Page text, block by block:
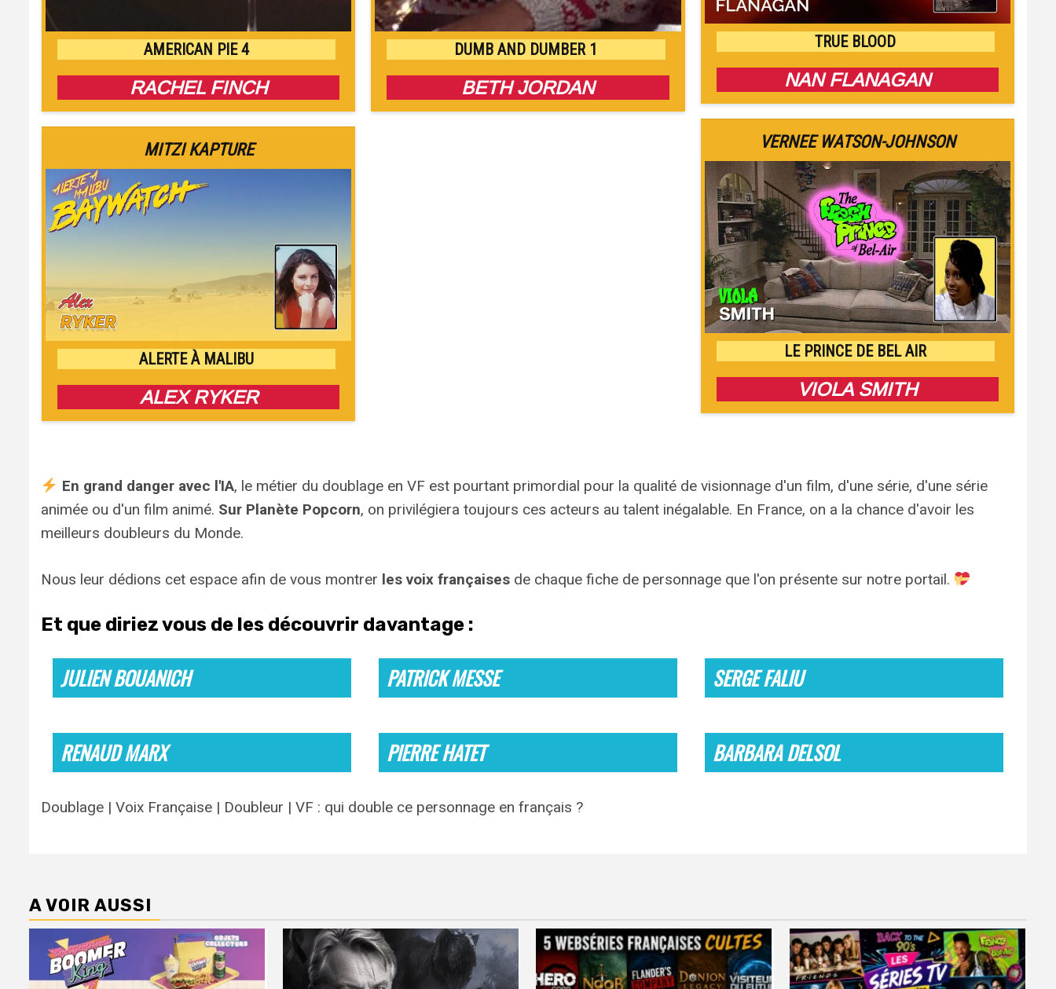
AMERICAN PIE 4
RACHEL FINCH
DUMB AND DUMBER 1
BETH JORDAN
TRUE BLOOD
NAN FLANAGAN
VERNEE WATSON-JOHNSON
LE PRINCE DE BEL AIR
VIOLA SMITH
MITZI KAPTURE
ALERTE À MALIBU
ALEX RYKER
En grand danger avec l'IA, le métier du doublage en VF est pourtant primordial pour la qualité de visionnage d'un film, d'une série, d'une série
animée ou d'un film animé. Sur Planète Popcorn, on privilégiera toujours ces acteurs au talent inégalable. En France, on a la chance d'avoir les
meilleurs doubleurs du Monde.
Nous leur dédions cet espace afin de vous montrer les voix françaises de chaque fiche de personnage que l'on présente sur notre portail.
Et que diriez vous de les découvrir davantage :
JULIEN BOUANICH PATRICK MESSE SERGE FALIU
RENAUD MARX PIERRE HATET BARBARA DELSOL
Doublage | Voix Française | Doubleur | VF : qui double ce personnage en français ?
A VOIR AUSSI